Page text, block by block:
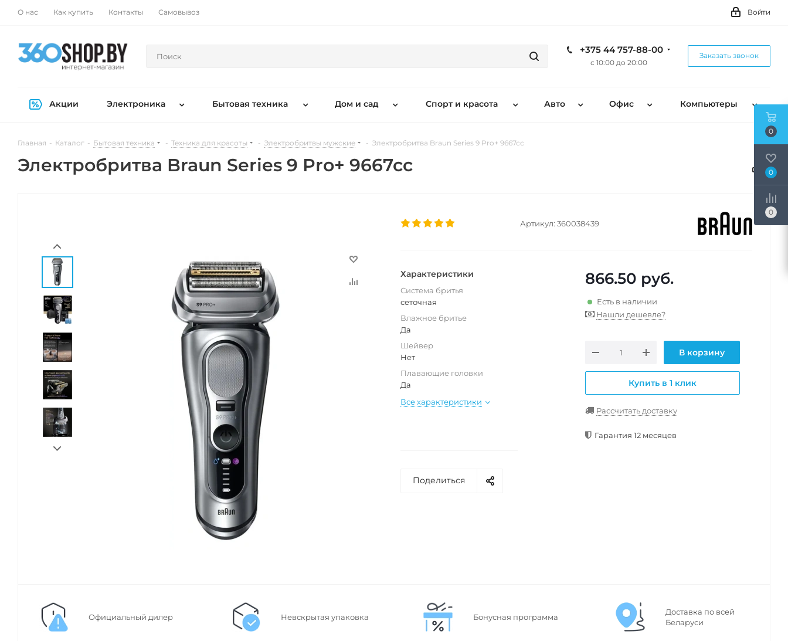
О нас Как купить Контакты Самовывоз Войти
+375 44 757-88-00
с 10:00 до 20:00
Заказать звонок
Акции Электроника Бытовая техника Дом и сад Спорт и красота Авто Офис Компьютеры
Главная - Каталог - Бытовая техника - Техника для красоты - Электробритвы мужские - Электробритва Braun Series 9 Pro+ 9667cc
Электробритва Braun Series 9 Pro+ 9667cc
Артикул: 360038439
Характеристики
Система бритья
сеточная
Влажное бритье
Да
Шейвер
Нет
Плавающие головки
Да
Все характеристики
866.50 руб.
Есть в наличии
Нашли дешевле?
В корзину
Купить в 1 клик
Рассчитать доставку
Гарантия 12 месяцев
Поделиться
Официальный дилер Невскрытая упаковка Бонусная программа
Доставка по всей
Беларуси
0
0
0